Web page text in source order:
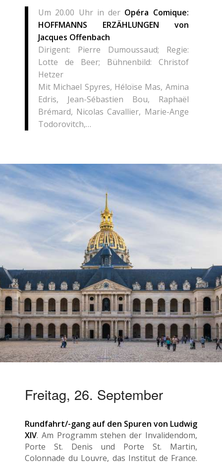
Um 20.00 Uhr in der Opéra Comique:
HOFFMANNS ERZÄHLUNGEN von
Jacques Offenbach
Dirigent: Pierre Dumoussaud; Regie:
Lotte de Beer; Bühnenbild: Christof
Hetzer
Mit Michael Spyres, Héloïse Mas, Amina
Edris, Jean-Sébastien Bou, Raphaël
Brémard, Nicolas Cavallier, Marie-Ange
Todorovitch,…
Freitag, 26. September
Rundfahrt/-gang auf den Spuren von Ludwig
XIV. Am Programm stehen der Invalidendom,
Porte St. Denis und Porte St. Martin,
Colonnade du Louvre, das Institut de France.